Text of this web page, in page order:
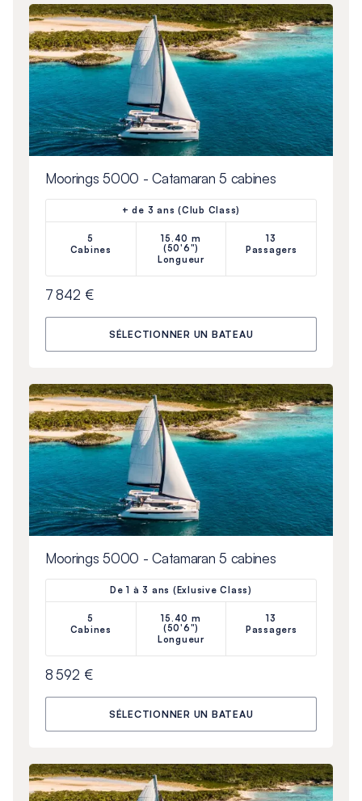
Moorings 5000 - Catamaran 5 cabines
+ de 3 ans (Club Class)
5
Cabines
15.40 m
(50'6")
Longueur
13
Passagers
7 842 €
SÉLECTIONNER UN BATEAU
Moorings 5000 - Catamaran 5 cabines
De 1 à 3 ans (Exlusive Class)
5
Cabines
15.40 m
(50'6")
Longueur
13
Passagers
8 592 €
SÉLECTIONNER UN BATEAU